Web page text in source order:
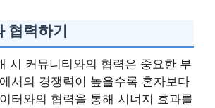
협력하기
시 커뮤니티와의 협력은 중요한 부
서의 경쟁력이 높을수록 혼자보다
터와의 협력을 통해 시너지 효과를